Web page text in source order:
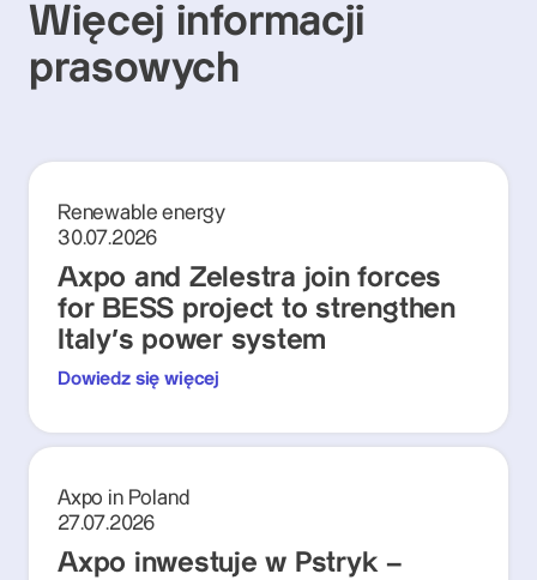
Więcej informacji
prasowych
Renewable energy
30.07.2026
Axpo and Zelestra join forces
for BESS project to strengthen
Italy's power system
Dowiedz się więcej
Axpo in Poland
27.07.2026
Axpo inwestuje w Pstryk –